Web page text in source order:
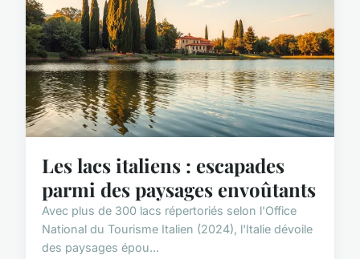
Les lacs italiens : escapades
parmi des paysages envoûtants
Avec plus de 300 lacs répertoriés selon l'Office
National du Tourisme Italien (2024), l'Italie dévoile
des paysages épou...